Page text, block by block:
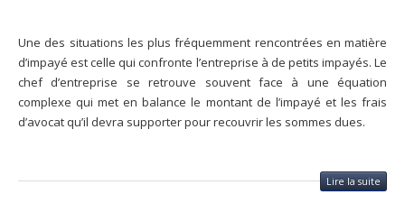
Une des situations les plus fréquemment rencontrées en matière
d’impayé est celle qui confronte l’entreprise à de petits impayés. Le
chef d’entreprise se retrouve souvent face à une équation
complexe qui met en balance le montant de l’impayé et les frais
d’avocat qu’il devra supporter pour recouvrir les sommes dues.
Lire la suite